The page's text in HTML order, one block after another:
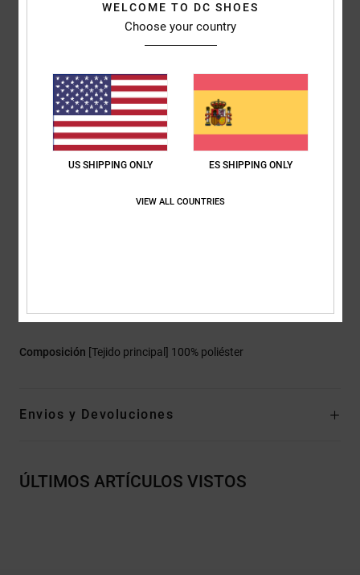
mantiene seco y protegido de los elementos.
aislante profill
corte:corte normal
Cuello:capucha con cuello
Capucha:Capucha elástica con frunces
Mangas:Mangas largas
Cierre:cierre con cremallera completa
Otras características: se adapta al casco
Composición [Tejido principal] 100% poliéster
Envios y Devoluciones
ÚLTIMOS ARTÍCULOS VISTOS
WELCOME TO DC SHOES
Choose your country
US SHIPPING ONLY ES SHIPPING ONLY
VIEW ALL COUNTRIES